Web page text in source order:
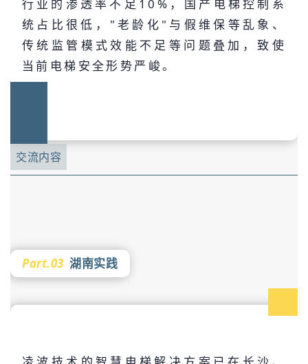
行业的渗透率不足10%，国产电梯控制系
统占比很低，"老龄化"与假维保等乱象、
传统监管模式效能不足等问题叠加，致使
当前电梯安全形势严峻。
交流内容
Part.03 湖南实践